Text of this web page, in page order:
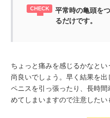
平常時の亀頭を
るだけです。
ちょっと痛みを感じるかなと
尚良いでしょう。早く結果を
ペニスを引っ張ったり、長時
めてしまいますので注意したい